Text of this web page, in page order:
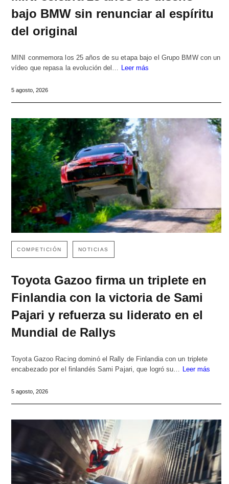
bajo BMW sin renunciar al espíritu
del original
MINI conmemora los 25 años de su etapa bajo el Grupo BMW con un
vídeo que repasa la evolución del… Leer más
5 agosto, 2026
COMPETICIÓN NOTICIAS
Toyota Gazoo firma un triplete en
Finlandia con la victoria de Sami
Pajari y refuerza su liderato en el
Mundial de Rallys
Toyota Gazoo Racing dominó el Rally de Finlandia con un triplete
encabezado por el finlandés Sami Pajari, que logró su…
Leer más
5 agosto, 2026